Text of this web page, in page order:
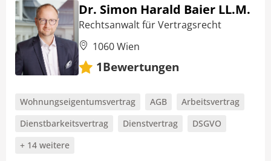
Dr. Simon Harald Baier LL.M.
Rechtsanwalt für Vertragsrecht
1060 Wien
1Bewertungen
Wohnungseigentumsvertrag AGB
Arbeitsvertrag
Dienstbarkeitsvertrag
Dienstvertrag
DSGVO
+ 14 weitere